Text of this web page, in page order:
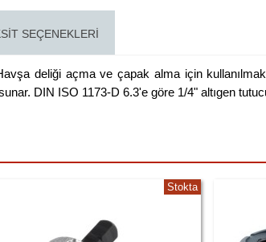
SEÇENEKLERI
deliği açma ve çapak alma için
DIN ISO 1173-D 6.3'e göre 1/4" altıgen
Stokta